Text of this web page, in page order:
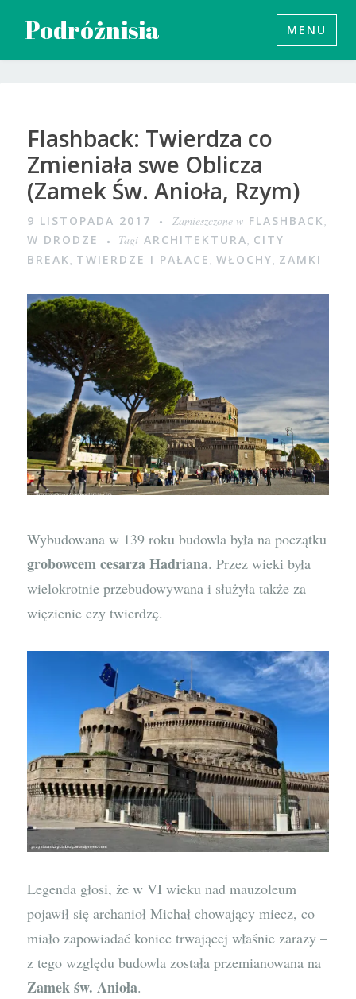
treści
Podróżnisia MENU
Flashback: Twierdza co
Zmieniała swe Oblicza
(Zamek Św. Anioła, Rzym)
9 LISTOPADA 2017 Zamieszczone w FLASHBACK
W DRODZE
Tagi ARCHITEKTURA, CITY
BREAK
TWIERDZE I PAŁACE ,WŁOCHY ZAMKI
Wybudowana w 139 roku budowla była na początku
grobowcem cesarza Hadriana. Przez wieki była
wielokrotnie przebudowywana i służyła także za
więzienie czy twierdzę.
Legenda głosi, że w VI wieku nad mauzoleum
pojawił się archanioł Michał chowający miecz, co
miało zapowiadać koniec trwającej właśnie zarazy –
z tego względu budowla została przemianowana na
Zamek św. Anioła.